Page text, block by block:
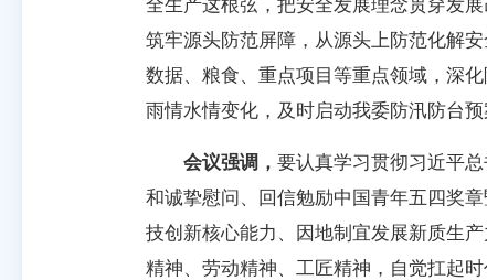
全生产这根弦，把安全发展理念贯穿发
筑牢源头防范屏障，从源头上防范化解
数据、粮食、重点项目等重点领域，深
雨情水情变化，及时启动我委防汛防台
会议强调， 要认真学习贯彻习近平
和诚挚慰问、回信勉励中国青年五四奖
技创新核心能力、因地制宜发展新质生
精神、劳动精神、工匠精神，自觉扛起